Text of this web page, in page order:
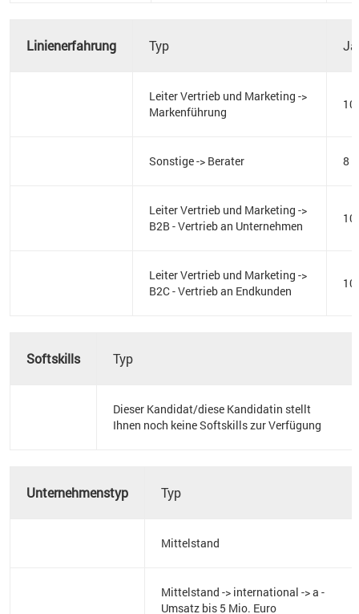
Linienerfahrung Typ
Leiter Vertrieb und Marketing ->
Markenführung
10
Sonstige -> Berater 8
Leiter Vertrieb und Marketing ->
B2B - Vertrieb an Unternehmen
10
Leiter Vertrieb und Marketing ->
B2C - Vertrieb an Endkunden
10
Softskills Typ
Dieser Kandidat/diese Kandidatin stellt
Ihnen noch keine Softskills zur Verfügung
Unternehmenstyp Typ
Mittelstand
Mittelstand -> international -> a -
Umsatz bis 5 Mio. Euro